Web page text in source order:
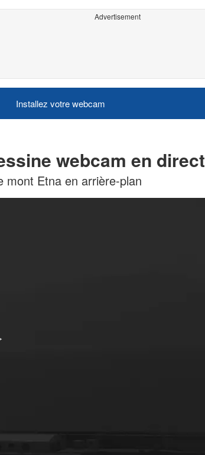
Advertisement
Installez votre webcam
webcam en direct
mont Etna en arrière-plan